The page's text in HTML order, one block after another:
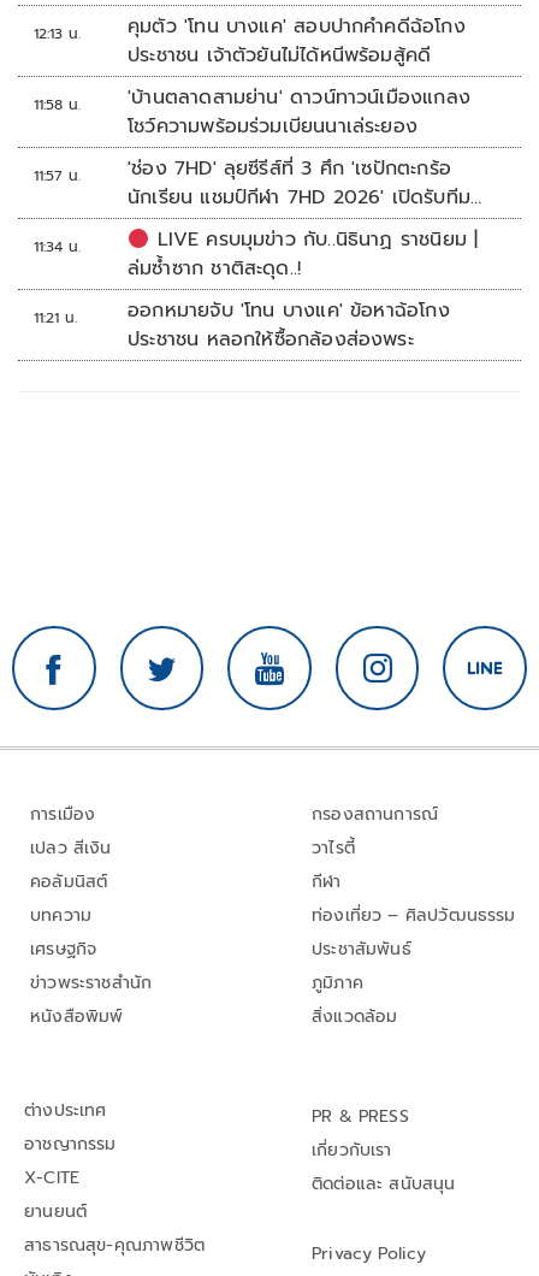
12:13 น.
คุมตัว 'โทน บางแค' สอบปากคำคดีฉ้อโกง
ประชาชน เจ้าตัวยันไม่ได้หนีพร้อมสู้คดี
11:58 น.
'บ้านตลาดสามย่าน' ดาวน์ทาวน์เมืองแกลง
โชว์ความพร้อมร่วมเบียนนาเล่ระยอง
11:57 น.
'ช่อง 7HD' ลุยซีรีส์ที่ 3 ศึก 'เซปักตะกร้อ
นักเรียน แชมป์กีฬา 7HD 2026' เปิดรับทีม
หญิงครั้งแรก
11:34 น.
LIVE ครบมุมข่าว กับ..นิธินาฏ ราชนิยม |
ล่มซ้ำซาก ชาติสะดุด..!
11:21 น.
ออกหมายจับ 'โทน บางแค' ข้อหาฉ้อโกง
ประชาชน หลอกให้ซื้อกล้องส่องพระ
การเมือง
เปลว สีเงิน
คอลัมนิสต์
บทความ
เศรษฐกิจ
ข่าวพระราชสำนัก
หนังสือพิมพ์
กรองสถานการณ์
วาไรตี้
กีฬา
ท่องเที่ยว – ศิลปวัฒนธรรม
ประชาสัมพันธ์
ภูมิภาค
สิ่งแวดล้อม
ต่างประเทศ
อาชญากรรม
X-CITE
ยานยนต์
สาธารณสุข-คุณภาพชีวิต
PR & PRESS
เกี่ยวกับเรา
ติดต่อและ สนับสนุน
Privacy Policy